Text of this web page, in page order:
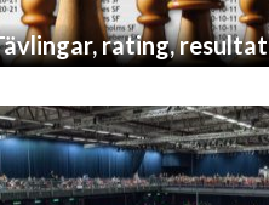
rating, resultat